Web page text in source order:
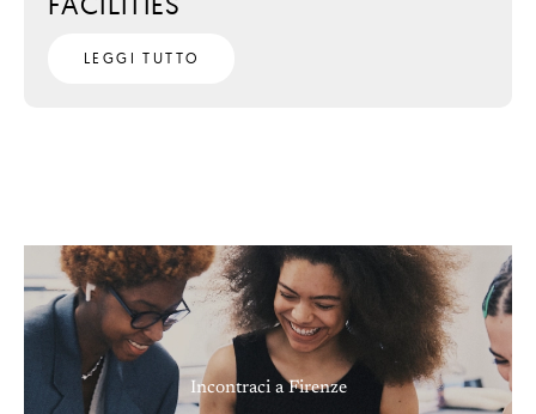
LEGGI TUTTO
Incontraci a Firenze